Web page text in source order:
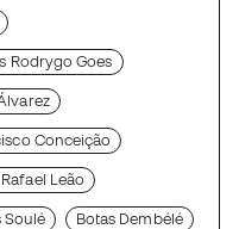
Rodrygo Goes
Conceição
Leão
Soulé Botas Dembélé